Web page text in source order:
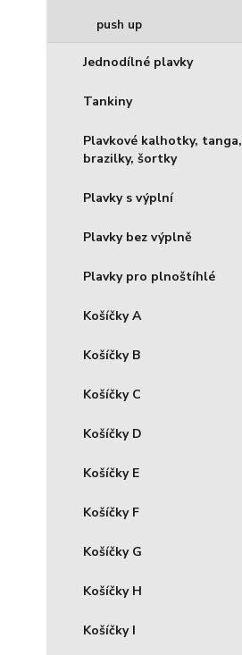
push up
Jednodílné plavky
Tankiny
Plavkové kalhotky, tanga,
brazilky, šortky
Plavky s výplní
Plavky bez výplně
Plavky pro plnoštíhlé
Košíčky A
Košíčky B
Košíčky C
Košíčky D
Košíčky E
Košíčky F
Košíčky G
Košíčky H
Košíčky I